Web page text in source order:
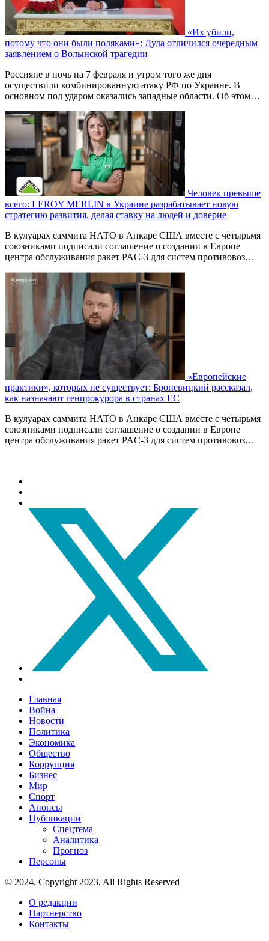
«Их убили,
потому что они были поляками»: Дуда отличился очередным
заявлением о Волынской трагедии
Россияне в ночь на 7 февраля и утром того же дня
осуществили комбинированную атаку РФ по Украине. В
основном под ударом оказались западные области. Об этом…
Человек превыше
всего: LEROY MERLIN в Украине разрабатывает новую
стратегию развития, делая ставку на людей и доверие
В кулуарах саммита НАТО в Анкаре США вместе с четырьмя
союзниками подписали соглашение о создании в Европе
центра обслуживания ракет PAC-3 для систем противовоз…
«Европейские
практики», которых не существует: Броневицкий рассказал,
как назначают генпрокурора в странах ЕС
В кулуарах саммита НАТО в Анкаре США вместе с четырьмя
союзниками подписали соглашение о создании в Европе
центра обслуживания ракет PAC-3 для систем противовоз…
Главная
Война
Новости
Политика
Экономика
Общество
Коррупция
Бизнес
Мир
Спорт
Анонсы
Публикации
Спецтема
Аналитика
Прогноз
Персоны
© 2024, Copyright 2023, All Rights Reserved
О редакции
Партнерство
Контакты